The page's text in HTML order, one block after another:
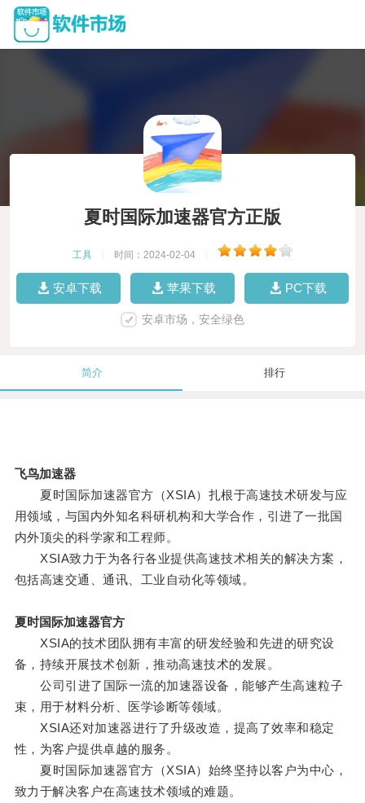
夏时国际加速器官方正版
工具 时间：2024-02-04
安卓下载 苹果下载 PC下载
安卓市场，安全绿色
简介 排行
飞鸟加速器
夏时国际加速器官方（XSIA）扎根于高速技术研发与应
用领域，与国内外知名科研机构和大学合作，引进了一批国
内外顶尖的科学家和工程师。
XSIA致力于为各行各业提供高速技术相关的解决方案，
包括高速交通、通讯、工业自动化等领域。
夏时国际加速器官方
XSIA的技术团队拥有丰富的研发经验和先进的研究设
备，持续开展技术创新，推动高速技术的发展。
公司引进了国际一流的加速器设备，能够产生高速粒子
束，用于材料分析、医学诊断等领域。
XSIA还对加速器进行了升级改造，提高了效率和稳定
性，为客户提供卓越的服务。
夏时国际加速器官方（XSIA）始终坚持以客户为中心，
致力于解决客户在高速技术领域的难题。